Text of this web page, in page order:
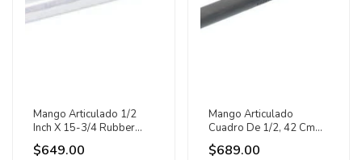
Mango Articulado 1/2
Inch X 15-3/4 Rubber
Grip Urrea
$649.00
Mango Articulado
Cuadro De 1/2, 42 Cm
De Largo Urrea
$689.00